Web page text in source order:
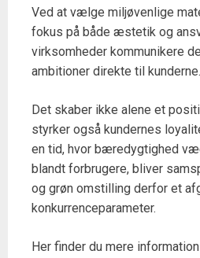
Ved at vælge miljøvenlige
fokus på både æstetik og
virksomheder kommunikere
ambitioner direkte til kunderne.
Det skaber ikke alene et
styrker også kundernes
en tid, hvor bæredygtighed
blandt forbrugere, bliver
og grøn omstilling derfor et
konkurrenceparameter.
Her finder du mere